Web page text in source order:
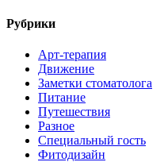
Рубрики
Арт-терапия
Движение
Заметки стоматолога
Питание
Путешествия
Разное
Специальный гость
Фитодизайн